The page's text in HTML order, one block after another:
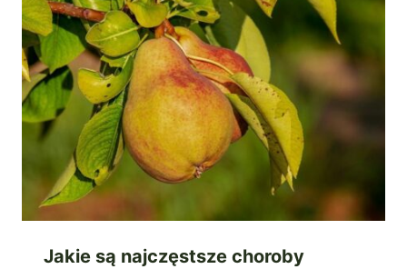
Jakie są najczęstsze choroby